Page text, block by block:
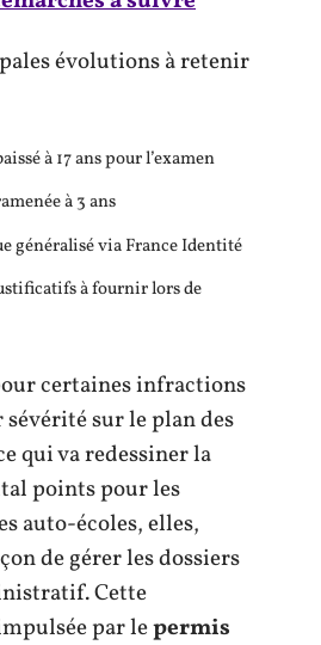
évolutions à retenir
à 17 ans pour l’examen
à 3 ans
généralisé via France Identité
à fournir lors de
certaines infractions
sur le plan des
qui va redessiner la
points pour les
auto-écoles, elles,
de gérer les dossiers
Cette
par lepermis